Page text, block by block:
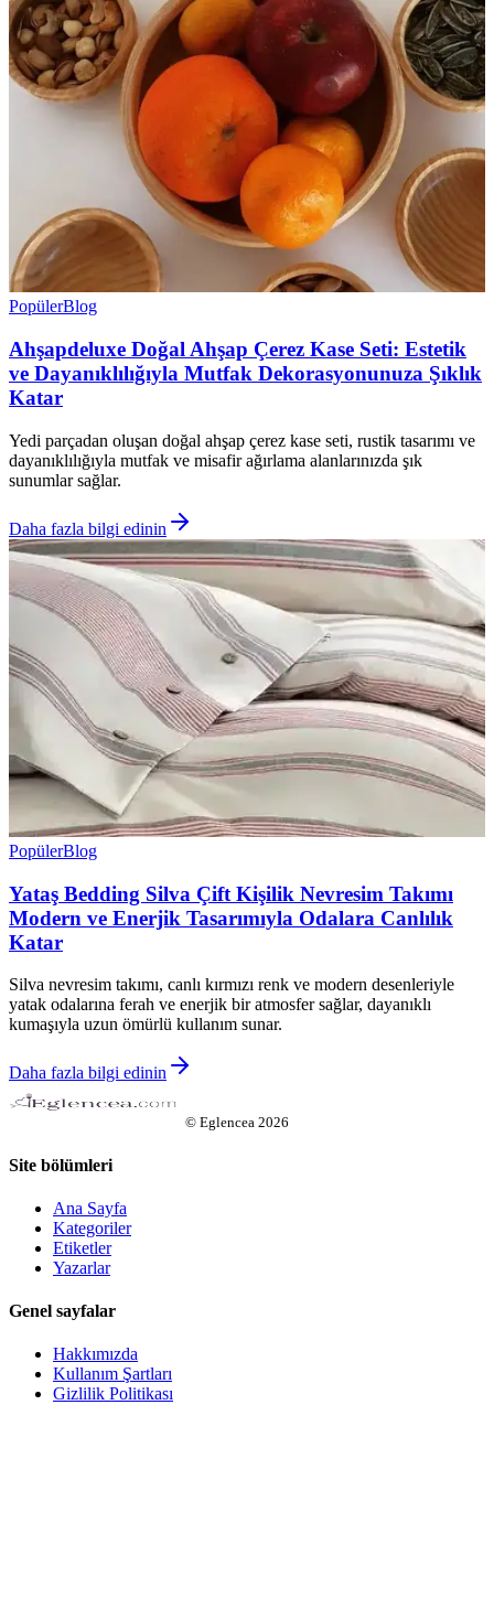
PopülerBlog
Ahşapdeluxe Doğal Ahşap Çerez Kase Seti: Estetik
ve Dayanıklılığıyla Mutfak Dekorasyonunuza Şıklık
Katar
Yedi parçadan oluşan doğal ahşap çerez kase seti, rustik tasarımı ve
dayanıklılığıyla mutfak ve misafir ağırlama alanlarınızda şık
sunumlar sağlar.
Daha fazla bilgi edinin
PopülerBlog
Yataş Bedding Silva Çift Kişilik Nevresim Takımı
Modern ve Enerjik Tasarımıyla Odalara Canlılık
Katar
Silva nevresim takımı, canlı kırmızı renk ve modern desenleriyle
yatak odalarına ferah ve enerjik bir atmosfer sağlar, dayanıklı
kumaşıyla uzun ömürlü kullanım sunar.
Daha fazla bilgi edinin
© Eglencea 2026
Site bölümleri
Ana Sayfa
Kategoriler
Etiketler
Yazarlar
Genel sayfalar
Hakkımızda
Kullanım Şartları
Gizlilik Politikası